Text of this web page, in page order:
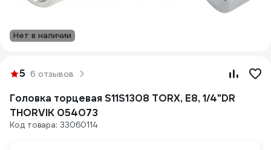
Нет в наличии
5 6 отзывов
Головка торцевая S11S1308 TORX, Е8, 1/4"DR
THORVIK 054073
Код товара: 33060114